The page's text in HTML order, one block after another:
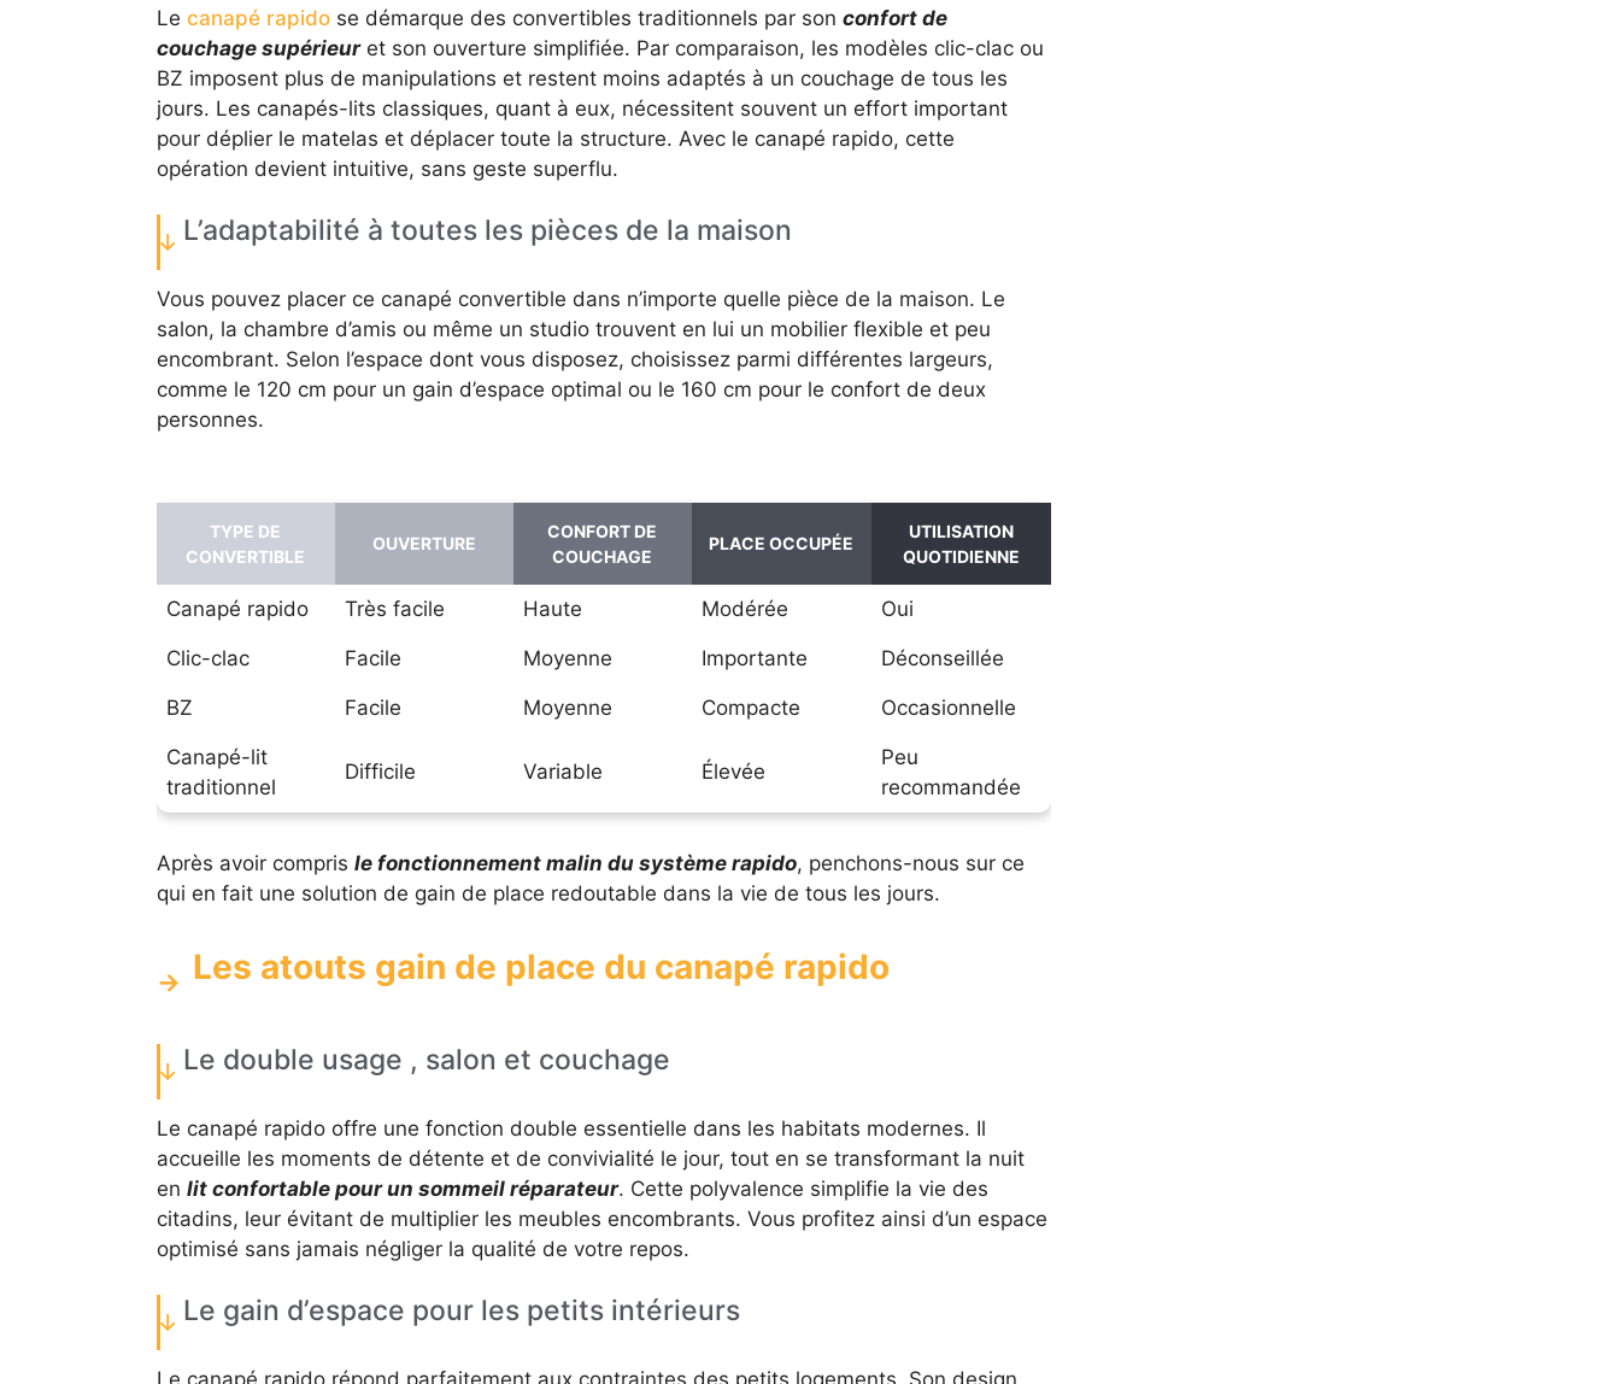
Le canapé rapidose démarque des convertibles traditionnels par son confort de
couchage supérieuret son ouverture simplifiée. Par comparaison, les modèles clic-clac ou
BZ imposent plus de manipulations et restent moins adaptés à un couchage de tous les
jours. Les canapés-lits classiques, quant à eux, nécessitent souvent un effort important
pour déplier le matelas et déplacer toute la structure. Avec le canapé rapido, cette
opération devient intuitive, sans geste superflu.
L’adaptabilité à toutes les pièces de la maison
Vous pouvez placer ce canapé convertible dans n’importe quelle pièce de la maison. Le
salon, la chambre d’amis ou même un studio trouvent en lui un mobilier flexible et peu
encombrant. Selon l’espace dont vous disposez, choisissez parmi différentes largeurs,
comme le 120 cm pour un gain d’espace optimal ou le 160 cm pour le confort de deux
personnes.
TYPE DE
CONVERTIBLE
OUVERTURE
CONFORT DE
COUCHAGE
PLACE OCCUPÉE
UTILISATION
QUOTIDIENNE
Canapé rapido Très facile Haute Modérée Oui
Clic-clac Facile Moyenne Importante Déconseillée
BZ Facile Moyenne Compacte Occasionnelle
Canapé-lit
traditionnel
Difficile Variable Élevée
Peu
recommandée
Après avoir compris le fonctionnement malin du système rapido, penchons-nous sur ce
qui en fait une solution de gain de place redoutable dans la vie de tous les jours.
Les atouts gain de place du canapé rapido
Le double usage , salon et couchage
Le canapé rapido offre une fonction double essentielle dans les habitats modernes. Il
accueille les moments de détente et de convivialité le jour, tout en se transformant la nuit
en lit confortable pour un sommeil réparateur. Cette polyvalence simplifie la vie des
citadins, leur évitant de multiplier les meubles encombrants. Vous profitez ainsi d’un espace
optimisé sans jamais négliger la qualité de votre repos.
Le gain d’espace pour les petits intérieurs